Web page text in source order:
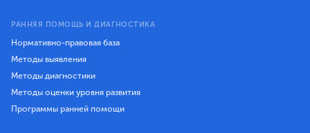
РАННЯЯ ПОМОЩЬ И ДИАГНОСТИКА
Нормативно-правовая база
Методы выявления
Методы диагностики
Методы оценки уровня развития
Программы ранней помощи